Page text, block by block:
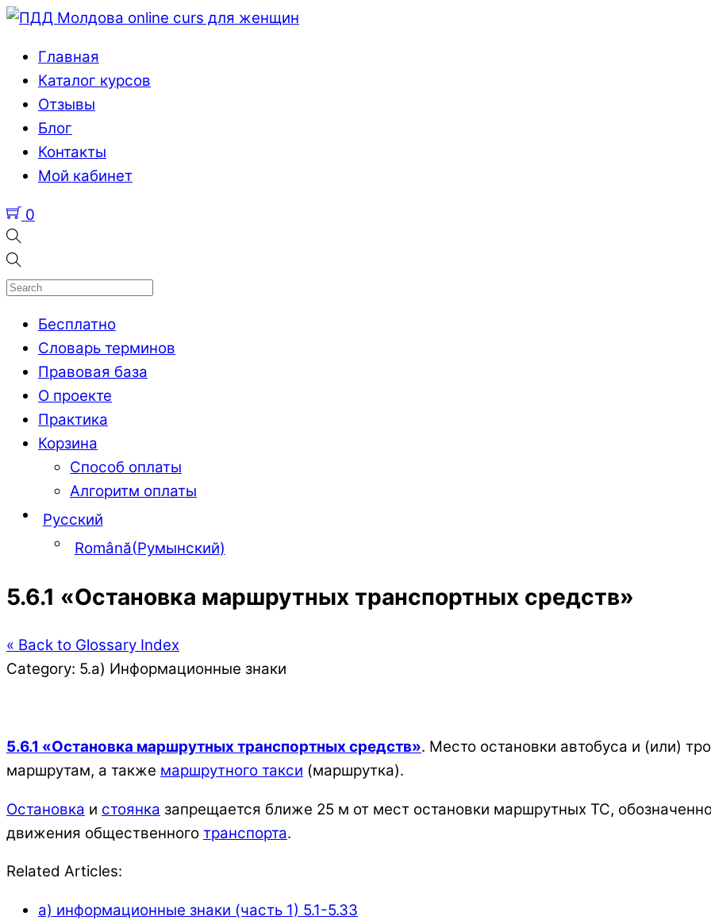
Главная
Каталог курсов
Отзывы
Блог
Контакты
Мой кабинет
0
Бесплатно
Словарь терминов
Правовая база
О проекте
Практика
Корзина
Способ оплаты
Алгоритм оплаты
Русский
Română(Румынский)
5.6.1 «Остановка маршрутных транспортных средств»
« Back to Glossary Index
Category: 5.а) Информационные знаки
5.6.1 «Остановка маршрутных транспортных средств». Место остановки автобуса и (или)
маршрутам, а также маршрутного такси (маршрутка).
Остановка и стоянка запрещается ближе 25 м от мест остановки маршрутных ТС,
движения общественного транспорта.
Related Articles:
а) информационные знаки (часть 1) 5.1-5.33